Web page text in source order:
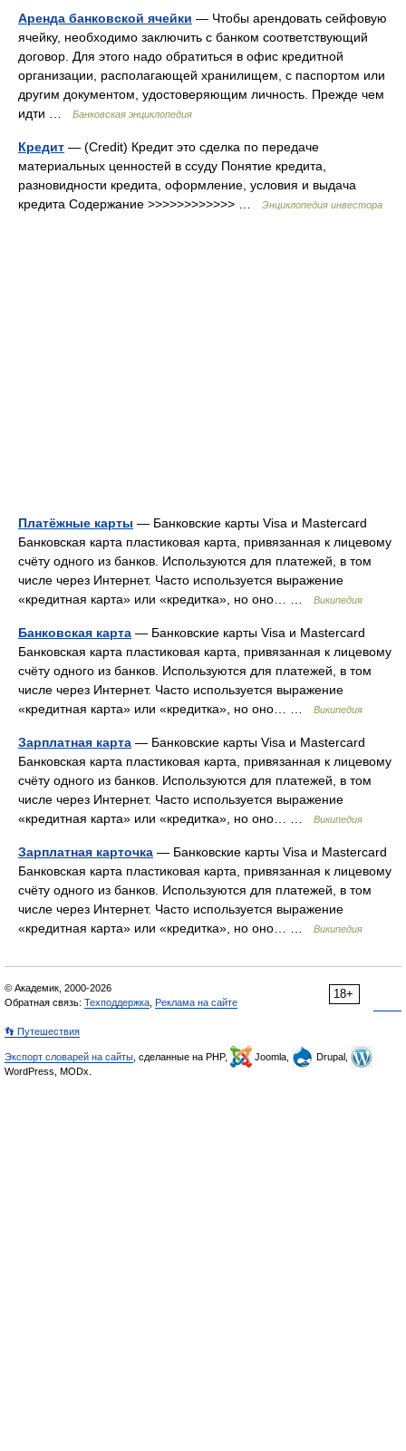
Аренда банковской ячейки — Чтобы арендовать сейфовую
ячейку, необходимо заключить с банком соответствующий
договор. Для этого надо обратиться в офис кредитной
организации, располагающей хранилищем, с паспортом или
другим документом, удостоверяющим личность. Прежде чем
идти …
Банковская энциклопедия
Кредит — (Credit) Кредит это сделка по передаче
материальных ценностей в ссуду Понятие кредита,
разновидности кредита, оформление, условия и выдача
кредита Содержание >>>>>>>>>>>> …
Энциклопедия инвестора
Платёжные карты — Банковские карты Visa и Mastercard
Банковская карта пластиковая карта, привязанная к лицевому
счёту одного из банков. Используются для платежей, в том
числе через Интернет. Часто используется выражение
«кредитная карта» или «кредитка», но оно… …
Википедия
Банковская карта — Банковские карты Visa и Mastercard
Банковская карта пластиковая карта, привязанная к лицевому
счёту одного из банков. Используются для платежей, в том
числе через Интернет. Часто используется выражение
«кредитная карта» или «кредитка», но оно… …
Википедия
Зарплатная карта — Банковские карты Visa и Mastercard
Банковская карта пластиковая карта, привязанная к лицевому
счёту одного из банков. Используются для платежей, в том
числе через Интернет. Часто используется выражение
«кредитная карта» или «кредитка», но оно… …
Википедия
Зарплатная карточка — Банковские карты Visa и Mastercard
Банковская карта пластиковая карта, привязанная к лицевому
счёту одного из банков. Используются для платежей, в том
числе через Интернет. Часто используется выражение
«кредитная карта» или «кредитка», но оно… …
Википедия
18+
© Академик, 2000-2026
Обратная связь: Техподдержка Реклама на сайте
👣 Путешествия
Экспорт словарей на сайты , сделанные на PHP, Joomla,
Drupal,
WordPress, MODx.